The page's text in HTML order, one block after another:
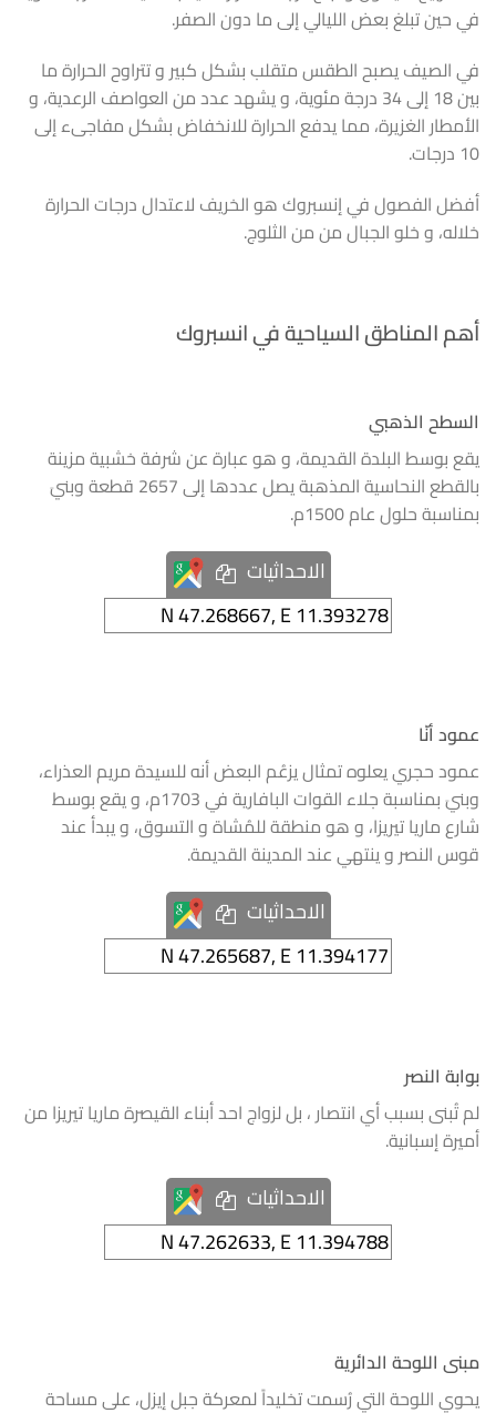
في حين تبلغ بعض الليالي إلى ما دون الصفر.
في الصيف يصبح الطقس متقلب بشكل كبير و تتراوح الحرارة ما
بين 18 إلى 34 درجة مئوية، و يشهد عدد من العواصف الرعدية، و
الأمطار الغزيرة، مما يدفع الحرارة للانخفاض بشكل مفاجىء إلى
10 درجات.
أفضل الفصول في إنسبروك هو الخريف لاعتدال درجات الحرارة
خلاله، و خلو الجبال من من الثلوج.
أهم المناطق السياحية في انسبروك
السطح الذهبي
يقع بوسط البلدة القديمة، و هو عبارة عن شرفة خشبية مزينة
بالقطع النحاسية المذهبة يصل عددها إلى 2657 قطعة وبنيَ
بمناسبة حلول عام 1500م.
الاحداثيات
عمود أنّا
عمود حجري يعلوه تمثال يزعُم البعض أنه للسيدة مريم العذراء،
وبنيَ بمناسبة جلاء القوات البافارية في 1703م، و يقع بوسط
شارع ماريا تيريزا، و هو منطقة للمُشاة و التسوق، و يبدأ عند
قوس النصر و ينتهي عند المدينة القديمة.
الاحداثيات
بوابة النصر
لم تُبنى بسبب أي انتصار ، بل لزواج احد أبناء القيصرة ماريا تيريزا من
أميرة إسبانية.
الاحداثيات
مبنى اللوحة الدائرية
يحوي اللوحة التي رُسمت تخليداً لمعركة جبل إيزل، على مساحة